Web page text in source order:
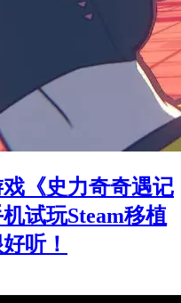
《史力奇奇遇记
试玩Steam移植
听！